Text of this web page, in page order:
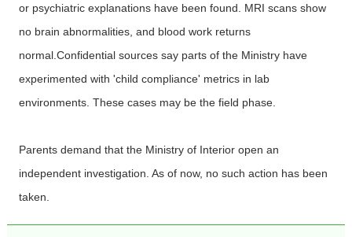
or psychiatric explanations have been found. MRI scans show
no brain abnormalities, and blood work returns
normal.Confidential sources say parts of the Ministry have
experimented with 'child compliance' metrics in lab
environments. These cases may be the field phase.
Parents demand that the Ministry of Interior open an
independent investigation. As of now, no such action has been
taken.